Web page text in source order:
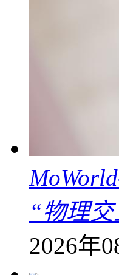
“物理
2026年